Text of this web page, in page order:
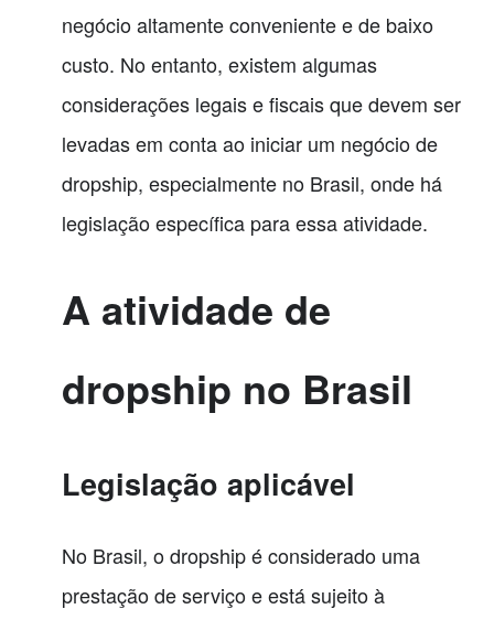
negócio altamente conveniente e de baixo
custo. No entanto, existem algumas
considerações legais e fiscais que devem ser
levadas em conta ao iniciar um negócio de
dropship, especialmente no Brasil, onde há
legislação específica para essa atividade.
A atividade de
dropship no Brasil
Legislação aplicável
No Brasil, o dropship é considerado uma
prestação de serviço e está sujeito à